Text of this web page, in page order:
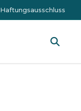
Haftungsausschluss